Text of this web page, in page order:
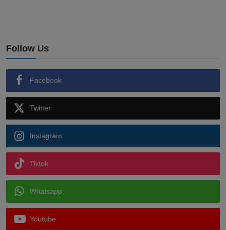
Follow Us
Facebook
Twitter
Instagram
Tiktok
Whatsapp
Youtube